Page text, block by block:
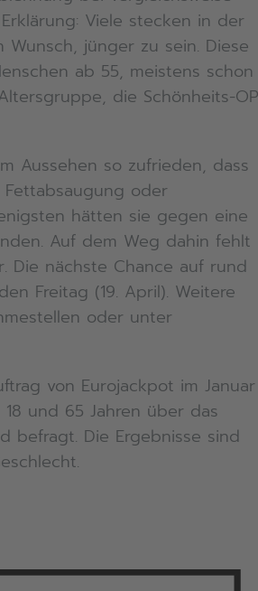
Viele stecken in der
jünger zu sein. Diese
ab 55, meistens schon
die Schönheits-
Aussehen so zufrieden, dass
oder
hätten sie gegen eine
Auf dem Weg dahin fehlt
Die nächste Chance auf rund
Freitag (19. April). Weitere
oder unter
von Eurojackpot im Januar
und 65 Jahren über das
befragt. Die Ergebnisse sind